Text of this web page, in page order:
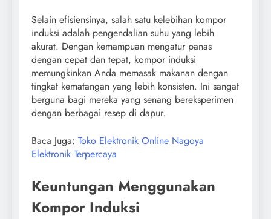
Selain efisiensinya, salah satu kelebihan kompor
induksi adalah pengendalian suhu yang lebih
akurat. Dengan kemampuan mengatur panas
dengan cepat dan tepat, kompor induksi
memungkinkan Anda memasak makanan dengan
tingkat kematangan yang lebih konsisten. Ini sangat
berguna bagi mereka yang senang bereksperimen
dengan berbagai resep di dapur.
Baca Juga: Toko Elektronik Online Nagoya
Elektronik Terpercaya
Keuntungan Menggunakan
Kompor Induksi